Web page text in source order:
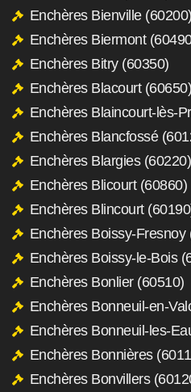
Enchères Bienville (60200)
Enchères Biermont
Enchères Bitry (60350)
Enchères Blacourt (60650)
Enchères Blaincourt-lès-
Enchères Blancfossé
Enchères Blargies (60220)
Enchères Blicourt (60860)
Enchères Blincourt
Enchères Boissy-Fresnoy
Enchères Boissy-le-Bois
Enchères Bonlier (60510)
Enchères Bonneuil-en-
Enchères Bonneuil-les-
Enchères Bonnières
Enchères Bonvillers